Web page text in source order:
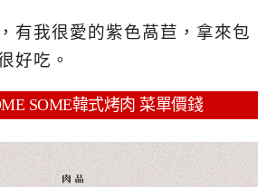
有我很愛的紫色萵苣，拿來包
好吃。
SOME韓式烤肉 菜單價錢